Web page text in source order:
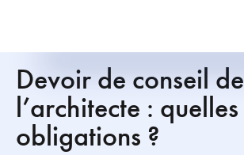
Devoir de conseil de
l’architecte : quelles
obligations ?